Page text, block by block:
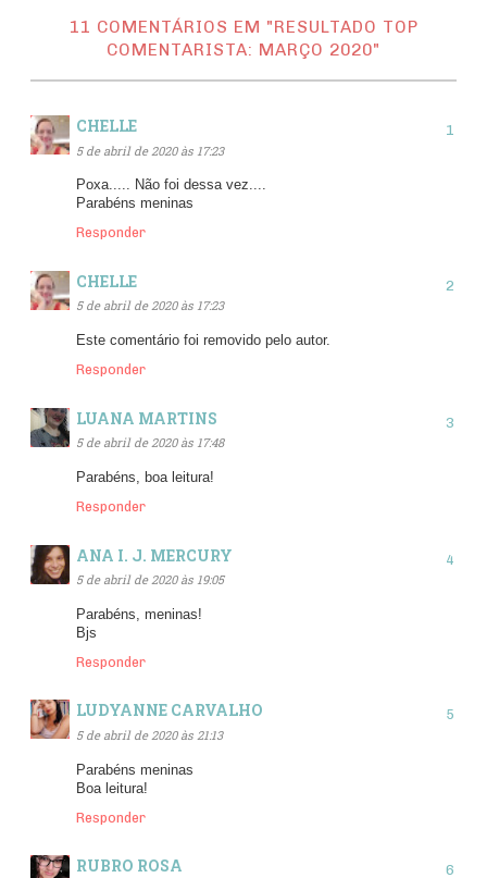
11 COMENTÁRIOS EM "RESULTADO TOP
COMENTARISTA: MARÇO 2020"
CHELLE
5 de abril de 2020 às 17:23
Poxa..... Não foi dessa vez....
Parabéns meninas
Responder
CHELLE
5 de abril de 2020 às 17:23
Este comentário foi removido pelo autor.
Responder
LUANA MARTINS
5 de abril de 2020 às 17:48
Parabéns, boa leitura!
Responder
ANA I. J. MERCURY
5 de abril de 2020 às 19:05
Parabéns, meninas!
Bjs
Responder
LUDYANNE CARVALHO
5 de abril de 2020 às 21:13
Parabéns meninas
Boa leitura!
Responder
RUBRO ROSA